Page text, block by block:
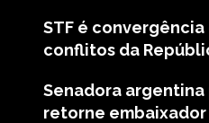
STF é
conflitos da
Senadora
retorne embaixador